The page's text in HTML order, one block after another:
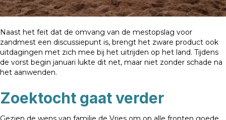
Naast het feit dat de omvang van de mestopslag voor
zandmest een discussiepunt is, brengt het zware product ook
uitdagingen met zich mee bij het uitrijden op het land. Tijdens
de vorst begin januari lukte dit net, maar niet zonder schade na
het aanwenden.
Zoektocht gaat verder